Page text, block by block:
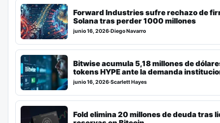
Forward Industries sufre rechazo de
Solana tras perder 1000 millones
junio 16, 2026·Diego Navarro
Bitwise acumula 5,18 millones de
tokens HYPE ante la demanda
junio 16, 2026·Scarlett Hayes
Fold elimina 20 millones de deuda tras